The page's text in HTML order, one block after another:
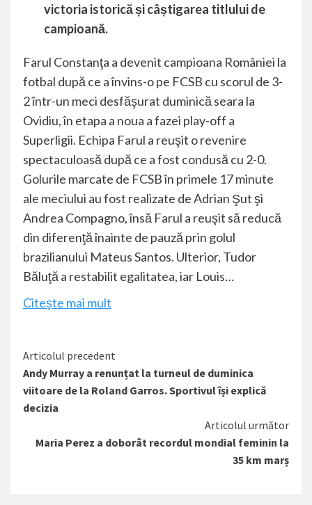
victoria istorică și câștigarea titlului de
campioană.
Farul Constanţa a devenit campioana României la
fotbal după ce a învins-o pe FCSB cu scorul de 3-
2 într-un meci desfăşurat duminică seara la
Ovidiu, în etapa a noua a fazei play-off a
Superligii. Echipa Farul a reuşit o revenire
spectaculoasă după ce a fost condusă cu 2-0.
Golurile marcate de FCSB în primele 17 minute
ale meciului au fost realizate de Adrian Şut şi
Andrea Compagno, însă Farul a reuşit să reducă
din diferenţă înainte de pauză prin golul
brazilianului Mateus Santos. Ulterior, Tudor
Băluţă a restabilit egalitatea, iar Louis…
Citeşte mai mult
Citește
mai
mult
Articolul precedent
Andy Murray a renunțat la turneul de duminica
viitoare de la Roland Garros. Sportivul își explică
decizia
Articolul următor
Maria Perez a doborât recordul mondial feminin la
35 km marș